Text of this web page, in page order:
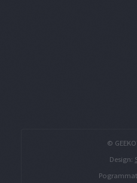
©
Design: